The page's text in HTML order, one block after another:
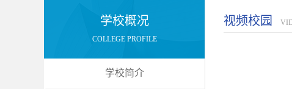
学校概况
COLLEGE PROFILE
学校简介
视频校园